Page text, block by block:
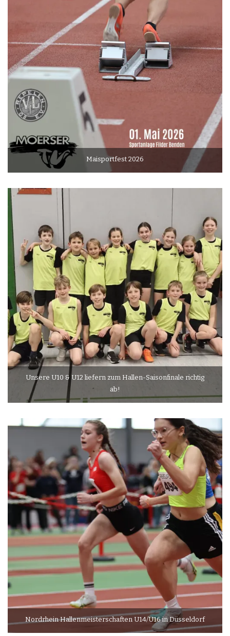
Maisportfest 2026
Unsere U10 & U12 liefern zum Hallen-Saisonfinale richtig
ab!
Nordrhein Hallenmeisterschaften U14/U16 in Düsseldorf